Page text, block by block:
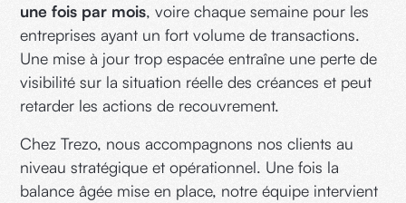
une fois par mois, voire chaque semaine pour les
entreprises ayant un fort volume de transactions.
Une mise à jour trop espacée entraîne une perte de
visibilité sur la situation réelle des créances et peut
retarder les actions de recouvrement.
Chez Trezo, nous accompagnons nos clients au
niveau stratégique et opérationnel. Une fois la
balance âgée mise en place, notre équipe intervient